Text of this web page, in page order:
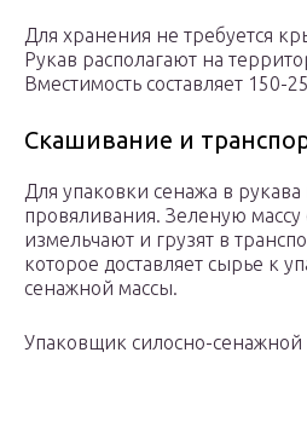
Для хранения не требуется
Рукав располагают на
Вместимость составляет 150-
Скашивание и
Для упаковки сенажа в
провяливания. Зеленую
измельчают и грузят в
которое доставляет сырье к
сенажной массы.
Упаковщик силосно-сенажной